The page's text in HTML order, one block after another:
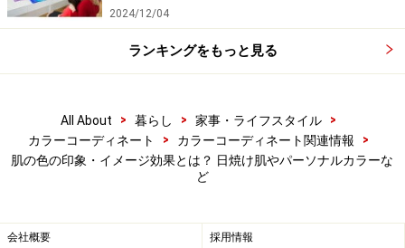
パーソナルカラーの基本４タイプは、次のように分類さ
れます。
■スプリング（春）タイプ
イエローベースで、日焼けしにくい肌
ブルーベースで、日焼けしにくい肌
2024/12/04
ランキングをもっと見る
All About > 暮らし > 家事・ライフスタイル
>
カラーコーディネート
> カラーコーディネート関連情報
>
肌の色の印象・イメージ効果とは？ 日焼け肌やパーソナルカラーな
ど
会社概要 採用情報